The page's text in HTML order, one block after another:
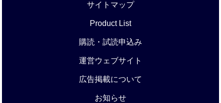
サイトマップ
Product List
購読・試読申込み
運営ウェブサイト
広告掲載について
お知らせ